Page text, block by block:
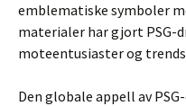
emblematiske symboler
materialer har gjort
moteentusiaster og
Den globale appell av